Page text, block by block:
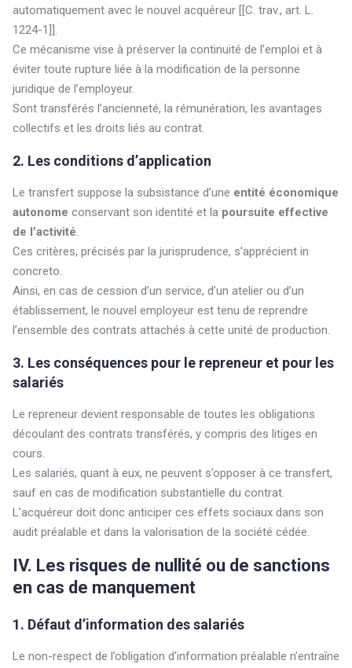
automatiquement avec le nouvel acquéreur [[C. trav., art. L.
1224-1]].
Ce mécanisme vise à préserver la continuité de l’emploi et à
éviter toute rupture liée à la modification de la personne
juridique de l’employeur.
Sont transférés l’ancienneté, la rémunération, les avantages
collectifs et les droits liés au contrat.
2. Les conditions d’application
Le transfert suppose la subsistance d’une entité économique
autonome conservant son identité et la poursuite effective
de l’activité.
Ces critères, précisés par la jurisprudence, s’apprécient in
concreto.
Ainsi, en cas de cession d’un service, d’un atelier ou d’un
établissement, le nouvel employeur est tenu de reprendre
l’ensemble des contrats attachés à cette unité de production.
3. Les conséquences pour le repreneur et pour les
salariés
Le repreneur devient responsable de toutes les obligations
découlant des contrats transférés, y compris des litiges en
cours.
Les salariés, quant à eux, ne peuvent s’opposer à ce transfert,
sauf en cas de modification substantielle du contrat.
L’acquéreur doit donc anticiper ces effets sociaux dans son
audit préalable et dans la valorisation de la société cédée.
IV. Les risques de nullité ou de sanctions
en cas de manquement
1. Défaut d’information des salariés
Le non-respect de l’obligation d’information préalable n’entraîne